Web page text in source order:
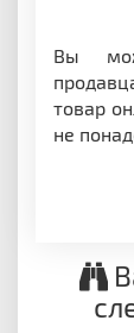
Вы
товар
не